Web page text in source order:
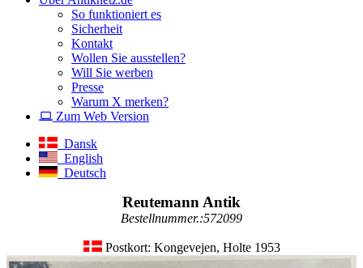
So funktioniert es
Sicherheit
Kontakt
Wollen Sie ausstellen?
Will Sie werben
Presse
Warum X merken?
Zum Web Version
Dansk
English
Deutsch
Reutemann Antik
Bestellnummer.:572099
Postkort: Kongevejen, Holte 1953